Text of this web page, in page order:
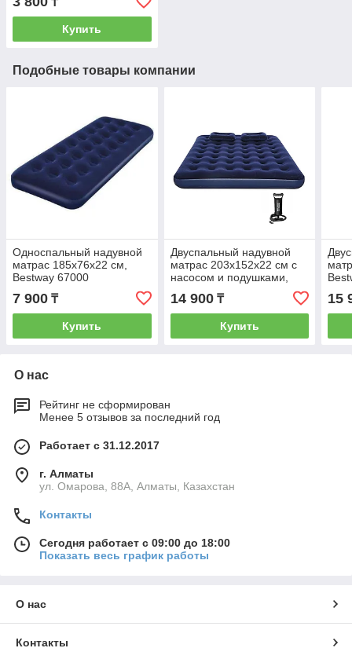
Купить
Подобные товары компании
Односпальный надувной
матрас 185х76х22 см,
Bestway 67000
7 900 ₸
Купить
Двуспальный надувной
матрас 203х152x22 см с
насосом и подушками,
14 900₸
Купить
15
О нас
Рейтинг не сформирован
Менее 5 отзывов за последний год
Работает с 31.12.2017
г. Алматы
ул. Омарова, 88А, Алматы, Казахстан
Контакты
Сегодня работает с 09:00 до 18:00
Показать весь график работы
О нас
Контакты